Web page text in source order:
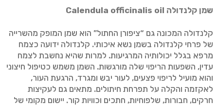
שמן קלנדולה Calendula officinalis oil
קלנדולה המכונה גם “ציפורן החתול” הוא שמן המופק מהשרייה
של פרחי קלנדולה בשמן נשא איכותי. קלנדולה ידועה כצמח
מרפא בגלל יכולותיה המרגיעות. למרות שהיא נחשבת לצמח
עדין, השפעות הריפוי שלה מורגשות. השמן משמש כטיפול חיצוני
והוא מועיל לריפוי פצעים, לעור יבש ומגרד, הרגעת העור,
לאקזמה והקלה על תפרחת חיתולים. מתאים גם לעקיצות
חרקים, חבורות, שלפוחיות, חתכים וכוויות קור. יישום מקומי של